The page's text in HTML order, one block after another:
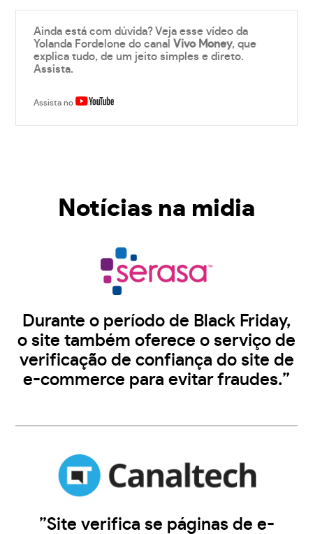
Ainda está com dúvida? Veja esse vídeo da
Yolanda Fordelone do canalVivo Money, que
explica tudo, de um jeito simples e direto.
Assista.
Assista no
Notícias na midia
Durante o período de Black Friday,
o site também oferece o serviço de
verificação de confiança do site de
e-commerce para evitar fraudes.”
”Site verifica se páginas de e-